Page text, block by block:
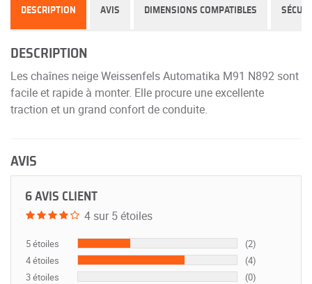
DESCRIPTION AVIS DIMENSIONS COMPATIBLES
DESCRIPTION
Les chaînes neige Weissenfels Automatika M91 N892 sont
facile et rapide à monter. Elle procure une excellente
traction et un grand confort de conduite.
AVIS
6 AVIS CLIENT
4 sur 5 étoiles
5 étoiles
(2)
4 étoiles
(4)
3 étoiles
(0)